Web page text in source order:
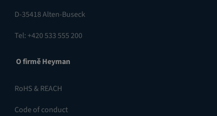
D-35418 Alten-Buseck
Tel: +420 533 555 200
O firmě Heyman
RoHS & REACH
Code of conduct